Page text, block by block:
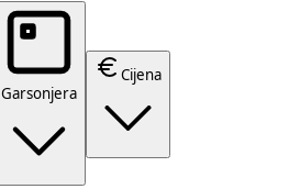
Garsonjera
Cijena